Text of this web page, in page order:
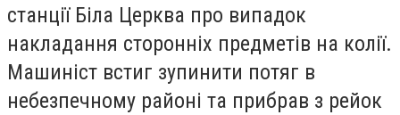
станції Біла Церква про випадок
накладання сторонніх предметів на колії.
Машиніст встиг зупинити потяг в
небезпечному районі та прибрав з рейок